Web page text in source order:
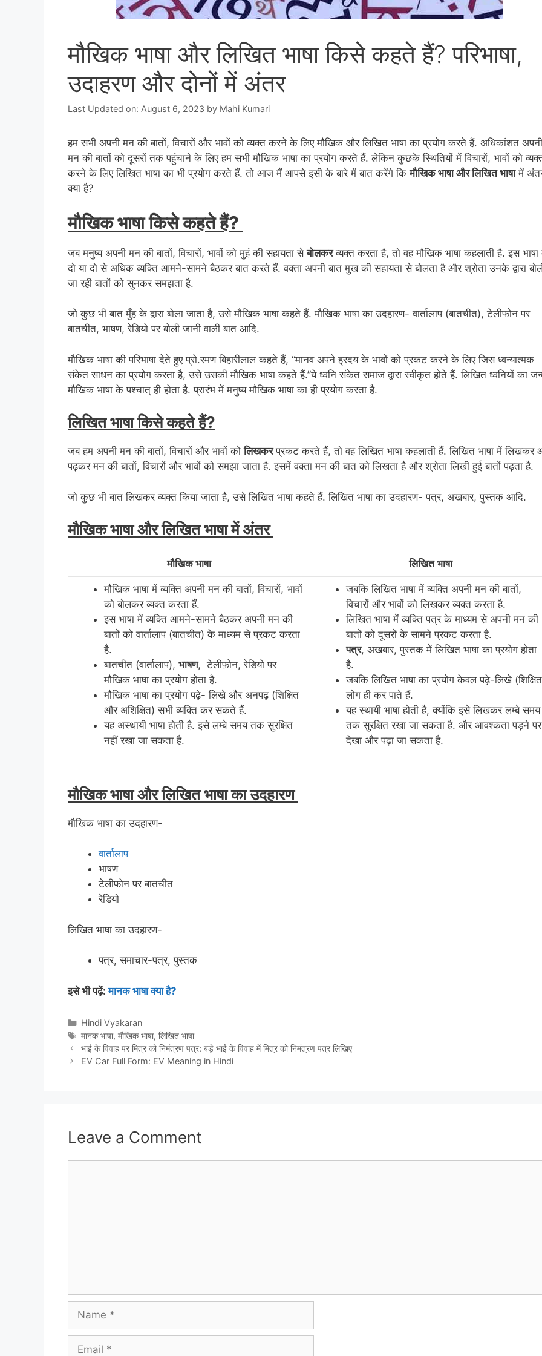
मौखिक भाषा और लिखित भाषा किसे कहते हैं? परिभाषा,
उदाहरण और दोनों में अंतर
Last Updated on: August 6, 2023 by Mahi Kumari
हम सभी अपनी मन की बातों, विचारों और भावों को व्यक्त करने के लिए मौखिक और लिखित भाषा का प्रयोग करते हैं. अधिकांशत अपनी
मन की बातों को दूसरों तक पहुंचाने के लिए हम सभी मौखिक भाषा का प्रयोग करते हैं. लेकिन कुछके स्थितियों में विचारों, भावों को
करने के लिए लिखित भाषा का भी प्रयोग करते हैं. तो आज मैं आपसे इसी के बारे में बात करेंगे किमौखिक भाषा और लिखित भाषामें
क्या है?
मौखिक भाषा किसे कहते हैं?
जब मनुष्य अपनी मन की बातों, विचारों, भावों को मुहं की सहायता सेबोलकरव्यक्त करता है, तो वह मौखिक भाषा कहलाती है. इस भाषा
दो या दो से अधिक व्यक्ति आमने-सामने बैठकर बात करते हैं. वक्ता अपनी बात मुख की सहायता से बोलता है और श्रोता उनके द्वारा
जा रही बातों को सुनकर समझता है.
जो कुछ भी बात मुँह के द्वारा बोला जाता है, उसे मौखिक भाषा कहते हैं. मौखिक भाषा का उदहारण- वार्तालाप (बातचीत), टेलीफोन पर
बातचीत, भाषण, रेडियो पर बोली जानी वाली बात आदि.
मौखिक भाषा की परिभाषा देते हुए प्रो.रमण बिहारीलाल कहते हैं, “मानव अपने ह्रदय के भावों को प्रकट करने के लिए जिस ध्वन्यात्मक
संकेत साधन का प्रयोग करता है, उसे उसकी मौखिक भाषा कहते हैं.”ये ध्वनि संकेत समाज द्वारा स्वीकृत होते हैं. लिखित ध्वनियों का
मौखिक भाषा के पश्चात् ही होता है. प्रारंभ में मनुष्य मौखिक भाषा का ही प्रयोग करता है.
लिखित भाषा किसे कहते हैं?
जब हम अपनी मन की बातों, विचारों और भावों कोलिखकरप्रकट करते हैं, तो वह लिखित भाषा कहलाती हैं. लिखित भाषा में लिखकर
पढ़कर मन की बातों, विचारों और भावों को समझा जाता है. इसमें वक्ता मन की बात को लिखता है और श्रोता लिखी हुई बातों पढ़ता है.
जो कुछ भी बात लिखकर व्यक्त किया जाता है, उसे लिखित भाषा कहते हैं. लिखित भाषा का उदहारण- पत्र, अखबार, पुस्तक आदि.
मौखिक भाषा और लिखित भाषा में अंतर
मौखिक भाषा लिखित भाषा
मौखिक भाषा में व्यक्ति अपनी मन की बातों, विचारों, भावों
को बोलकर व्यक्त करता हैं.
इस भाषा में व्यक्ति आमने-सामने बैठकर अपनी मन की
बातों को वार्तालाप (बातचीत) के माध्यम से प्रकट करता
है.
बातचीत (वार्तालाप), भाषण, टेलीफ़ोन, रेडियो पर
मौखिक भाषा का प्रयोग होता है.
मौखिक भाषा का प्रयोग पढ़े- लिखे और अनपढ़ (शिक्षित
और अशिक्षित) सभी व्यक्ति कर सकते हैं.
यह अस्थायी भाषा होती है. इसे लम्बे समय तक सुरक्षित
नहीं रखा जा सकता है.
जबकि लिखित भाषा में व्यक्ति अपनी मन की बातों,
विचारों और भावों को लिखकर व्यक्त करता है.
लिखित भाषा में व्यक्ति पत्र के माध्यम से अपनी मन की
बातों को दूसरों के सामने प्रकट करता है.
पत्र, अखबार, पुस्तक में लिखित भाषा का प्रयोग होता
है.
जबकि लिखित भाषा का प्रयोग केवल पढ़े-लिखे
लोग ही कर पाते हैं.
यह स्थायी भाषा होती है, क्योंकि इसे लिखकर लम्बे समय
तक सुरक्षित रखा जा सकता है. और आवश्कता पड़ने पर
देखा और पढ़ा जा सकता है.
मौखिक भाषा और लिखित भाषा का उदहारण
मौखिक भाषा का उदहारण-
वार्तालाप
भाषण
टेलीफोन पर बातचीत
रेडियो
लिखित भाषा का उदहारण-
पत्र, समाचार-पत्र, पुस्तक
इसे भी पढ़ें:मानक भाषा क्या है?
Categories
Hindi Vyakaran
Tags
मानक भाषा, मौखिक भाषा, लिखित भाषा
भाई के विवाह पर मित्र को निमंत्रण पत्र: बड़े भाई के विवाह में मित्र को निमंत्रण पत्र लिखिए
EV Car Full Form: EV Meaning in Hindi
Leave a Comment